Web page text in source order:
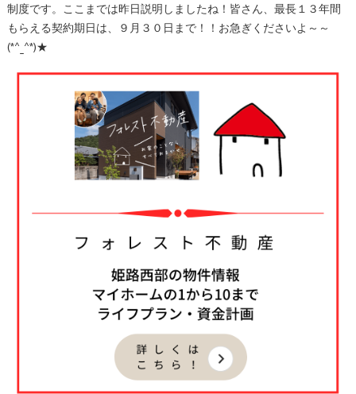
制度です。ここまでは昨日説明しましたね！皆さん、最長１３年間
もらえる契約期日は、９月３０日まで！！お急ぎくださいよ～～
(*^_^*)★